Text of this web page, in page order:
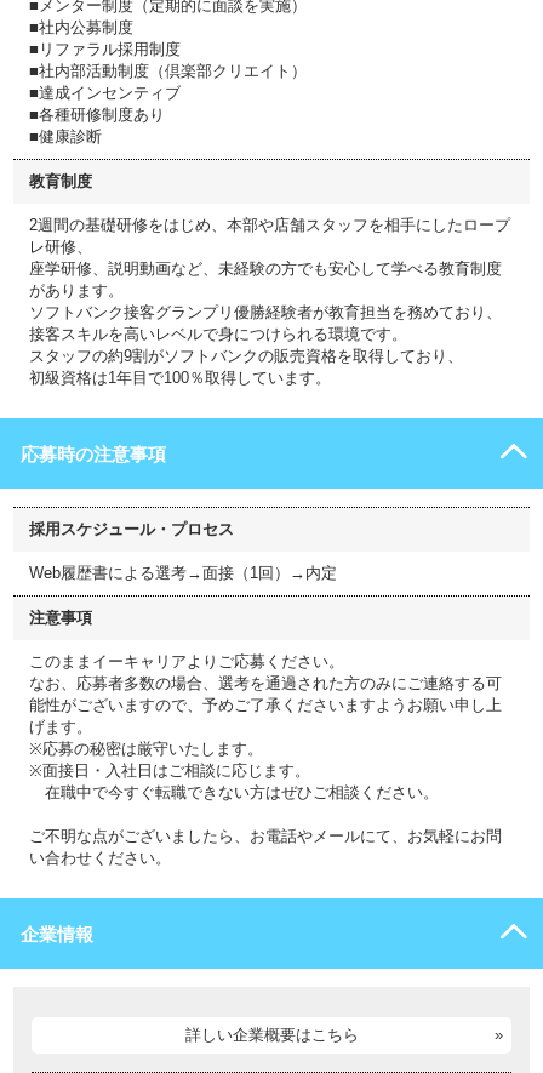
■メンター制度（定期的に面談を実施）
■社内公募制度
■リファラル採用制度
■社内部活動制度（倶楽部クリエイト）
■達成インセンティブ
■各種研修制度あり
■健康診断
教育制度
2週間の基礎研修をはじめ、本部や店舗スタッフを相手にしたロープ
レ研修、
座学研修、説明動画など、未経験の方でも安心して学べる教育制度
があります。
ソフトバンク接客グランプリ優勝経験者が教育担当を務めており、
接客スキルを高いレベルで身につけられる環境です。
スタッフの約9割がソフトバンクの販売資格を取得しており、
初級資格は1年目で100％取得しています。
応募時の注意事項
採用スケジュール・プロセス
Web履歴書による選考→面接（1回）→内定
注意事項
このままイーキャリアよりご応募ください。
なお、応募者多数の場合、選考を通過された方のみにご連絡する可
能性がございますので、予めご了承くださいますようお願い申し上
げます。
※応募の秘密は厳守いたします。
※面接日・入社日はご相談に応じます。
在職中で今すぐ転職できない方はぜひご相談ください。
ご不明な点がございましたら、お電話やメールにて、お気軽にお問
い合わせください。
企業情報
詳しい企業概要はこちら